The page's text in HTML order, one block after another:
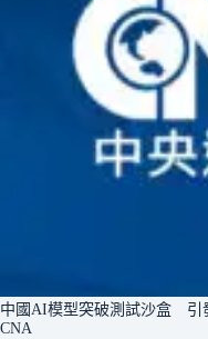
中國AI模型突破測試沙盒 引
CNA